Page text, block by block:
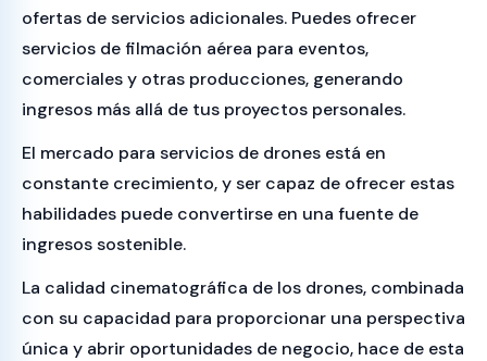
ofertas de servicios adicionales. Puedes ofrecer
servicios de filmación aérea para eventos,
comerciales y otras producciones, generando
ingresos más allá de tus proyectos personales.
El mercado para servicios de drones está en
constante crecimiento, y ser capaz de ofrecer estas
habilidades puede convertirse en una fuente de
ingresos sostenible.
La calidad cinematográfica de los drones, combinada
con su capacidad para proporcionar una perspectiva
única y abrir oportunidades de negocio, hace de esta